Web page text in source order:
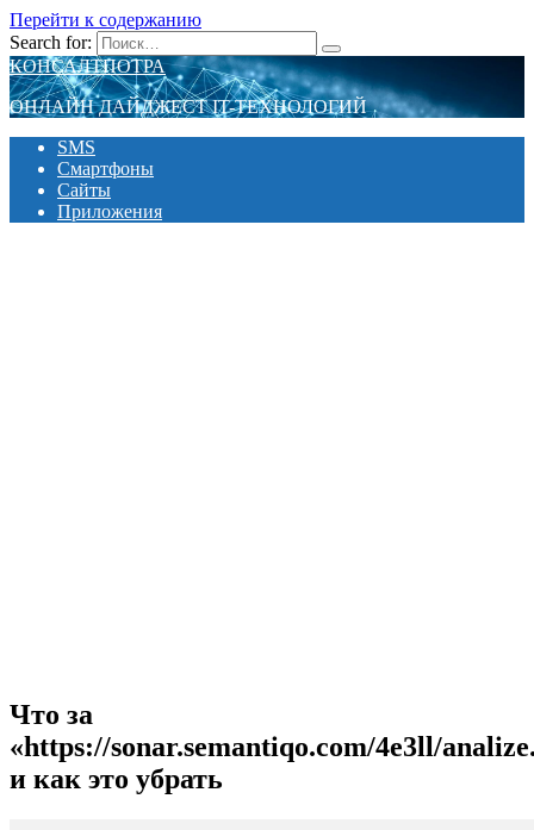
Перейти к содержанию
Search for:
КОНСАЛТПОТРА
ОНЛАЙН ДАЙДЖЕСТ IT-ТЕХНОЛОГИЙ
SMS
Смартфоны
Сайты
Приложения
Что за
«https://sonar.semantiqo.com/4e3ll/
и как это убрать